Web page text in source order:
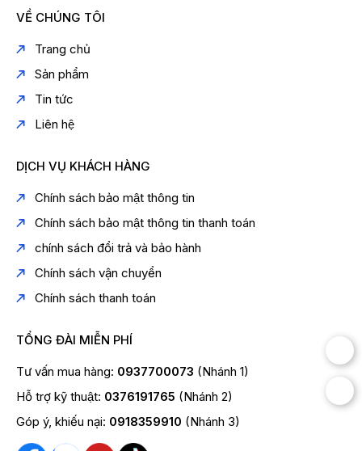
VỀ CHÚNG TÔI
Trang chủ
Sản phẩm
Tin tức
Liên hệ
DỊCH VỤ KHÁCH HÀNG
Chính sách bảo mật thông tin
Chính sách bảo mật thông tin thanh toán
chính sách đổi trả và bảo hành
Chính sách vận chuyển
Chính sách thanh toán
TỔNG ĐÀI MIỄN PHÍ
Tư vấn mua hàng: 0937700073 (Nhánh 1)
Hỗ trợ kỹ thuật: 0376191765 (Nhánh 2)
Góp ý, khiếu nại: 0918359910 (Nhánh 3)